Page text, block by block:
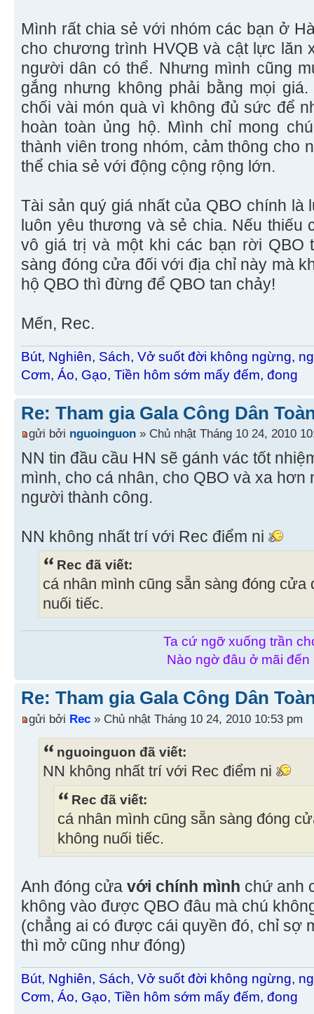
Mình rất chia sẻ với nhóm các bạn ở
cho chương trình HVQB và cật lực lăn
người dân có thể. Nhưng mình cũng
gắng nhưng không phải bằng mọi
chối vài món quà vì không đủ sức để
hoàn toàn ủng hộ. Mình chỉ mong
thành viên trong nhóm, cảm thông cho
thể chia sẻ với động cộng rộng lớn.
Tài sản quý giá nhất của QBO chính
luôn yêu thương và sẻ chia. Nếu thiếu
vô giá trị và một khi các bạn rời QBO
sàng đóng cửa đối với địa chỉ này mà
hộ QBO thì đừng để QBO tan chảy!
Mến, Rec.
Bút, Nghiên, Sách, Vở suốt đời không ngừng,
Cơm, Áo, Gạo, Tiền hôm sớm mấy đếm, đong
Re: Tham gia Gala Công Dân
gửi bởi nguoinguon » Chủ nhật Tháng 10 24, 2010
NN tin đầu cầu HN sẽ gánh vác tốt
mình, cho cá nhân, cho QBO và xa hơn
người thành công.
NN không nhất trí với Rec điểm ni
Rec đã viết:
cá nhân mình cũng sẵn sàng đóng
nuối tiếc.
Ta cứ ngỡ xuống trần
Nào ngờ đâu ở mãi đến
Re: Tham gia Gala Công Dân
gửi bởi Rec » Chủ nhật Tháng 10 24, 2010 10:53 pm
nguoinguon đã viết:
NN không nhất trí với Rec điểm ni
Rec đã viết:
cá nhân mình cũng sẵn sàng đóng
không nuối tiếc.
Anh đóng cửa với chính mình chứ anh
không vào được QBO đâu mà chú
(chẳng ai có được cái quyền đó, chỉ sợ
thì mở cũng như đóng)
Bút, Nghiên, Sách, Vở suốt đời không ngừng,
Cơm, Áo, Gạo, Tiền hôm sớm mấy đếm, đong